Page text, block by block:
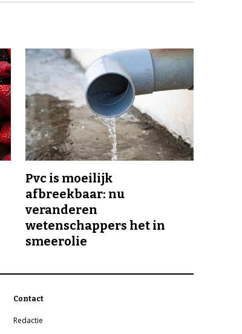
Pvc is moeilijk
afbreekbaar: nu
veranderen
wetenschappers het in
smeerolie
Contact
Redactie